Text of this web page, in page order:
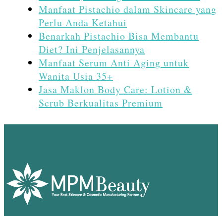
Manfaat Pistachio dalam Skincare yang
Perlu Anda Ketahui
Benarkah Pistachio Bisa Membantu
Diet? Ini Penjelasannya
Manfaat Serum Anti Aging untuk
Wanita Usia 35+
Jasa Maklon Body Care: Lotion &
Scrub Berkualitas Premium